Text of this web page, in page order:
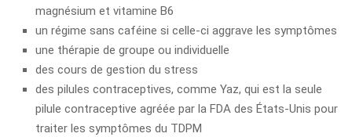
magnésium et vitamine B6
un régime sans caféine si celle-ci aggrave les symptômes
une thérapie de groupe ou individuelle
des cours de gestion du stress
des pilules contraceptives, comme Yaz, qui est la seule
pilule contraceptive agréée par la FDA des États-Unis pour
traiter les symptômes du TDPM